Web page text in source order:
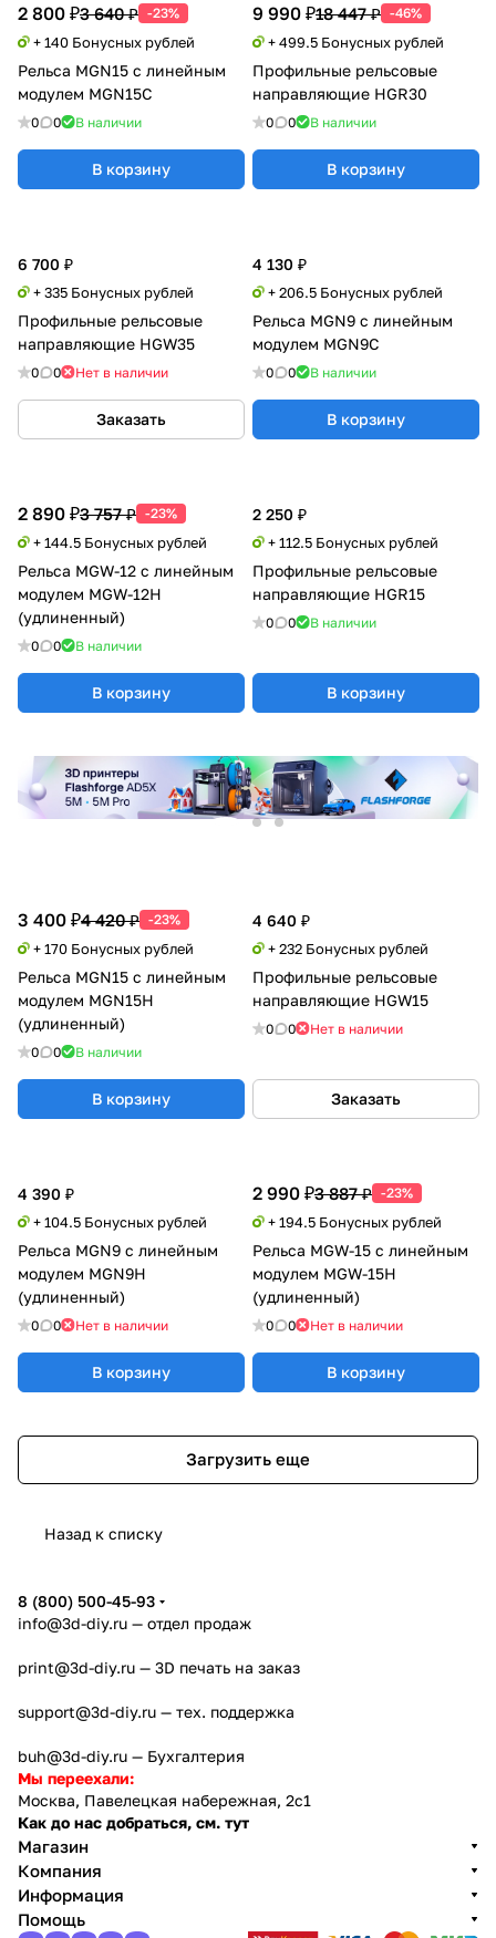
2 800 ₽3 640 ₽ -23%
+ 140 Бонусных рублей
Рельса MGN15 с линейным
модулем MGN15C
0 0 В наличии
В корзину
9 990 ₽18 447 ₽ -46%
+ 499.5 Бонусных рублей
Профильные рельсовые
направляющие HGR30
0 0 В наличии
В корзину
4 130 ₽
+ 206.5 Бонусных рублей
Рельса MGN9 с линейным
модулем MGN9C
0 0 В наличии
В корзину
2 890 ₽3 757 ₽ -23%
+ 144.5 Бонусных рублей
Рельса MGW-12 с линейным
модулем MGW-12H
(удлиненный)
0 0 В наличии
В корзину
2 250 ₽
+ 112.5 Бонусных рублей
Профильные рельсовые
направляющие HGR15
0 0 В наличии
В корзину
3 400 ₽4 420 ₽ -23%
+ 170 Бонусных рублей
Рельса MGN15 с линейным
модулем MGN15H
(удлиненный)
0 0 В наличии
В корзину
4 640 ₽
+ 232 Бонусных рублей
Профильные рельсовые
направляющие HGW15
0 0 Нет в наличии
Заказать
6 700 ₽
+ 335 Бонусных рублей
Профильные рельсовые
направляющие HGW35
0 0 Нет в наличии
Заказать
4 390 ₽
+ 104.5 Бонусных рублей
Рельса MGN9 с линейным
модулем MGN9H
(удлиненный)
0 0 Нет в наличии
В корзину
2 990 ₽3 887 ₽ -23%
+ 194.5 Бонусных рублей
Рельса MGW-15 с линейным
модулем MGW-15H
(удлиненный)
0 0 Нет в наличии
В корзину
Загрузить еще
Назад к списку
8 (800) 500-45-93
info@3d-diy.ru — отдел продаж
print@3d-diy.ru — 3D печать на заказ
support@3d-diy.ru — тех. поддержка
buh@3d-diy.ru — Бухгалтерия
Мы переехали:
Москва, Павелецкая набережная, 2с1
Как до нас добраться, см. тут
Магазин
Компания
Информация
Помощь